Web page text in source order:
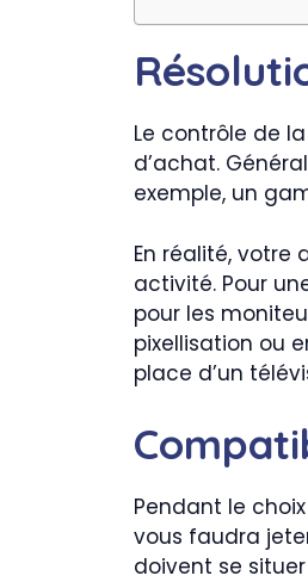
Le contrôle de
d’achat.
exemple, un
En réalité, votre
activité. Pour
pour les
pixellisation ou
place d’un
Pendant le
vous faudra
doivent se